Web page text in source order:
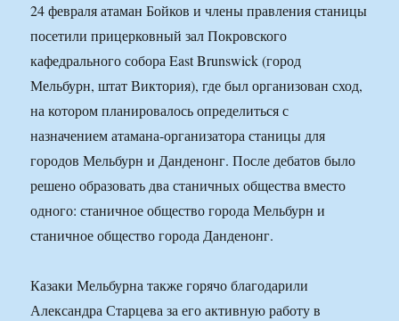
24 февраля атаман Бойков и члены правления станицы
посетили прицерковный зал Покровского
кафедрального собора East Brunswick (город
Мельбурн, штат Виктория), где был организован сход,
на котором планировалось определиться с
назначением атамана-организатора станицы для
городов Мельбурн и Данденонг. После дебатов было
решено образовать два станичных общества вместо
одного: станичное общество города Мельбурн и
станичное общество города Данденонг.
Казаки Мельбурна также горячо благодарили
Александра Старцева за его активную работу в